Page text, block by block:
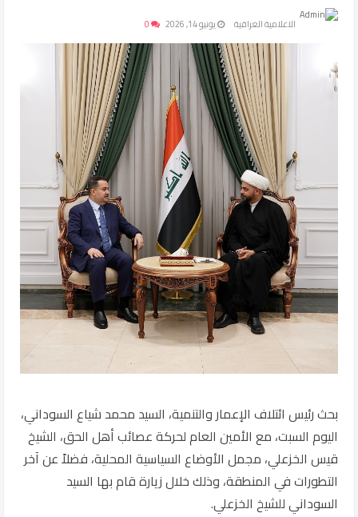
الاعلامية العراقية يونيو 14, 2026
بحث رئيس ائتلاف الإعمار والتنمية، السيد محمد شياع السوداني،
اليوم السبت، مع الأمين العام لحركة عصائب أهل الحق، الشيخ
قيس الخزعلي، مجمل الأوضاع السياسية المحلية، فضلاً عن آخر
التطورات في المنطقة، وذلك خلال زيارة قام بها السيد
السوداني للشيخ الخزعلي.